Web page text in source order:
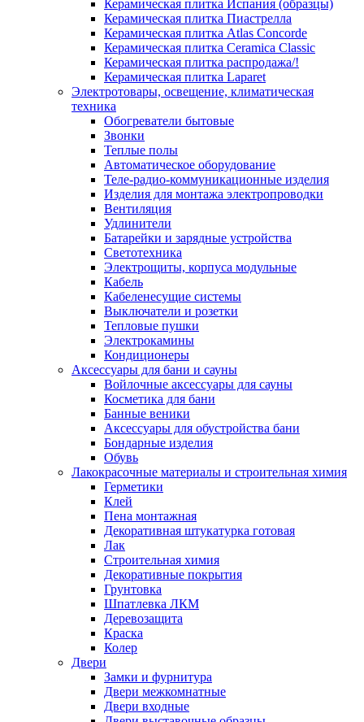
Керамическая плитка Испания (образцы)
Керамическая плитка Пиастрелла
Керамическая плитка Atlas Concorde
Керамическая плитка Ceramica Classic
Керамическая плитка распродажа/!
Керамическая плитка Laparet
Электротовары, освещение, климатическая
техника
Обогреватели бытовые
Звонки
Теплые полы
Автоматическое оборудование
Теле-радио-коммуникационные изделия
Изделия для монтажа электропроводки
Вентиляция
Удлинители
Батарейки и зарядные устройства
Светотехника
Электрощиты, корпуса модульные
Кабель
Кабеленесущие системы
Выключатели и розетки
Тепловые пушки
Электрокамины
Кондиционеры
Аксессуары для бани и сауны
Войлочные аксессуары для сауны
Косметика для бани
Банные веники
Аксессуары для обустройства бани
Бондарные изделия
Обувь
Лакокрасочные материалы и строительная химия
Герметики
Клей
Пена монтажная
Декоративная штукатурка готовая
Лак
Строительная химия
Декоративные покрытия
Грунтовка
Шпатлевка ЛКМ
Деревозащита
Краска
Колер
Двери
Замки и фурнитура
Двери межкомнатные
Двери входные